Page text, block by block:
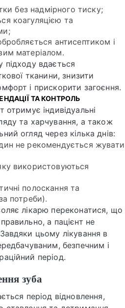
без надмірного тиску;
коагуляцією та
антисептиком і
матеріалом.
підходу вдається
тканини, знизити
і прискорити загоєння.
ТА КОНТРОЛЬ
отримує індивідуальні
та харчування, а також
огляд через кілька днів:
не рекомендується жувати
використовуються
полоскання та
потреби).
лікарю переконатися, що
а пацієнт не
цьому лікування в
безпечним і
період.
зуба
період відновлення,